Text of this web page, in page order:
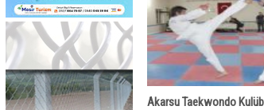
Akarsu Taekwondo